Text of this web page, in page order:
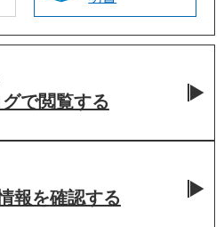
で閲覧する
報を確認する